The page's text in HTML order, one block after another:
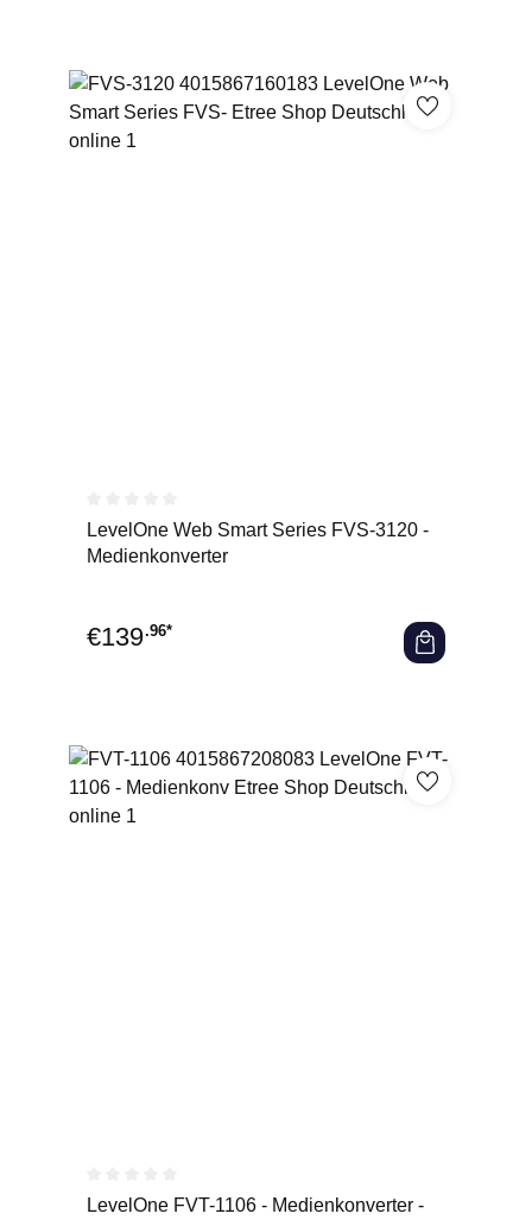
Durchschnittliche Bewertung von 0 von 5 Sternen
LevelOne Web Smart Series FVS-3120 -
Medienkonverter
€139.96*
Durchschnittliche Bewertung von 0 von 5 Sternen
LevelOne FVT-1106 - Medienkonverter -